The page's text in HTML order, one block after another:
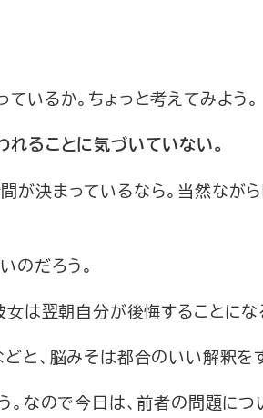
いるか。ちょっと考えてみよう。
ることに気づいていない。
が決まっているなら。当然なが
のだろう。
女は翌朝自分が後悔することにな
と、脳みそは都合のいい解釈を
なので今日は、前者の問題につ